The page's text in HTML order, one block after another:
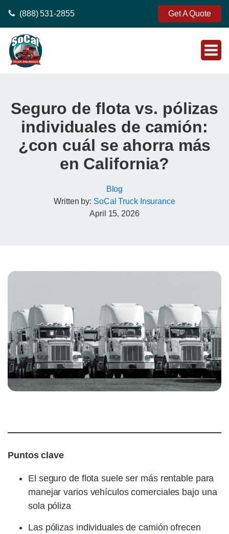
(888) 531-2855 Get A Quote
Seguro de flota vs. pólizas
individuales de camión:
¿con cuál se ahorra más
en California?
Blog
Written by: SoCal Truck Insurance
April 15, 2026
Puntos clave
El seguro de flota suele ser más rentable para
manejar varios vehículos comerciales bajo una
sola póliza
Las pólizas individuales de camión ofrecen